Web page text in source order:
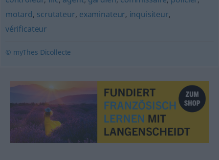
motard, scrutateur, examinateur, inquisiteur,
vérificateur
© myThes Dicollecte